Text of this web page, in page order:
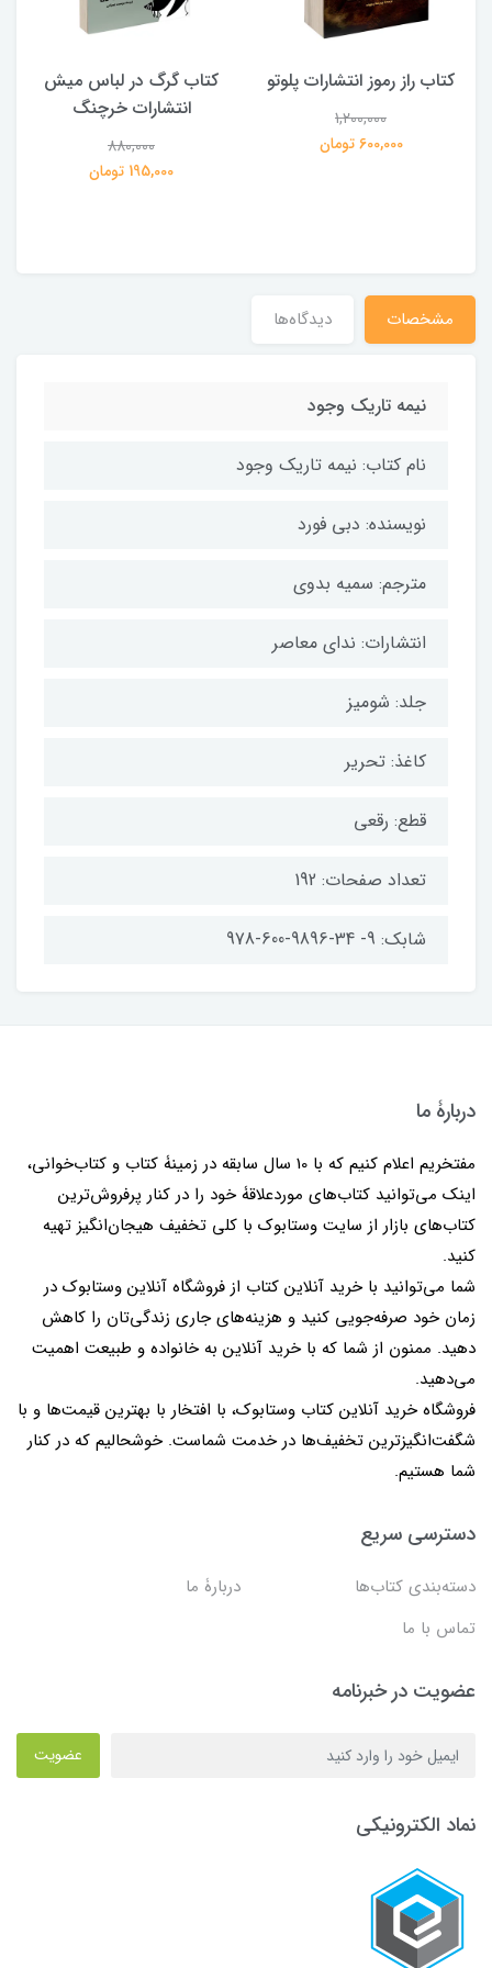
کتاب راز رموز انتشارات پلوتو
1,200,000
600,000 تومان
کتاب گرگ در لباس میش
انتشارات خرچنگ
880,000
195,000 تومان
مشخصات دیدگاه‌ها
نیمه تاریک وجود
نام کتاب: نیمه تاریک وجود
نویسنده: دبی فورد
مترجم: سمیه بدوی
انتشارات: ندای معاصر
جلد: شومیز
کاغذ: تحریر
قطع: رقعی
تعداد صفحات: 192
شابک: 9- 34-9896-600-978
دربارۀ ما
مفتخریم اعلام کنیم که با 10 سال سابقه در زمینۀ کتاب و کتاب‌خوانی،
اینک می‌توانید کتاب‌های موردعلاقۀ خود را در کنار پرفروش‌ترین
کتاب‌های بازار از سایت وستابوک با کلی تخفیف هیجان‌انگیز تهیه
کنید.
شما می‌توانید با خرید آنلاین کتاب از فروشگاه آنلاین وستابوک در
زمان خود صرفه‌جویی کنید و هزینه‌های جاری زندگی‌تان را کاهش
دهید. ممنون از شما که با خرید آنلاین به خانواده و طبیعت اهمیت
می‌دهید.
فروشگاه خرید آنلاین کتاب وستابوک، با افتخار با بهترین قیمت‌ها و با
شگفت‌انگیزترین تخفیف‌ها در خدمت شماست. خوشحالیم که در کنار
شما هستیم.
دسترسی سریع
دسته‌بندی کتاب‌ها
دربارۀ ما
تماس با ما
عضویت در خبرنامه
عضویت
نماد الکترونیکی